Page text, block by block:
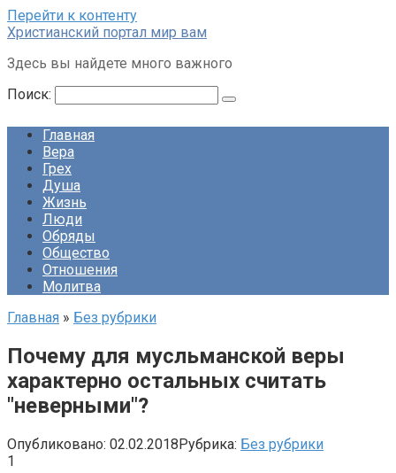
Перейти к контенту
Христианский портал мир вам
Здесь вы найдете много важного
Поиск:
Главная
Вера
Грех
Душа
Жизнь
Люди
Обряды
Общество
Отношения
Молитва
Главная » Без рубрики
Почему для мусльманской веры
характерно остальных считать
"неверными"?
Опубликовано: 02.02.2018Рубрика: Без рубрики
1